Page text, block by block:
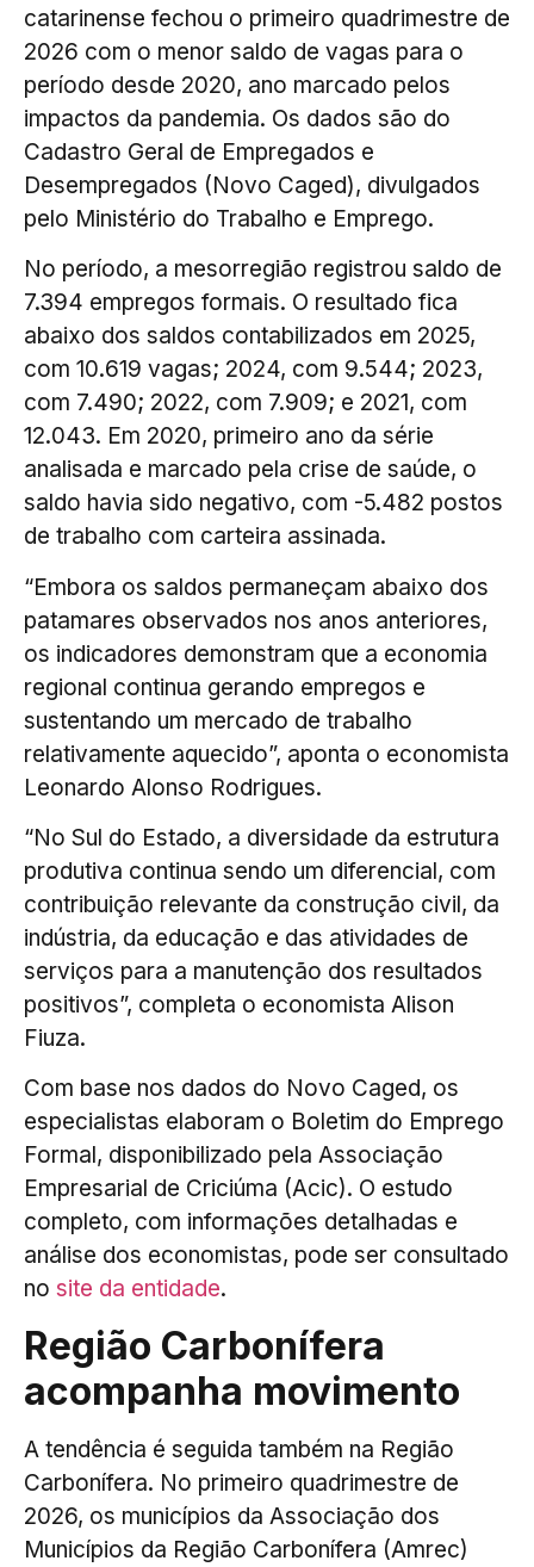
catarinense fechou o primeiro quadrimestre de
2026 com o menor saldo de vagas para o
período desde 2020, ano marcado pelos
impactos da pandemia. Os dados são do
Cadastro Geral de Empregados e
Desempregados (Novo Caged), divulgados
pelo Ministério do Trabalho e Emprego.
No período, a mesorregião registrou saldo de
7.394 empregos formais. O resultado fica
abaixo dos saldos contabilizados em 2025,
com 10.619 vagas; 2024, com 9.544; 2023,
com 7.490; 2022, com 7.909; e 2021, com
12.043. Em 2020, primeiro ano da série
analisada e marcado pela crise de saúde, o
saldo havia sido negativo, com -5.482 postos
de trabalho com carteira assinada.
“Embora os saldos permaneçam abaixo dos
patamares observados nos anos anteriores,
os indicadores demonstram que a economia
regional continua gerando empregos e
sustentando um mercado de trabalho
relativamente aquecido”, aponta o economista
Leonardo Alonso Rodrigues.
“No Sul do Estado, a diversidade da estrutura
produtiva continua sendo um diferencial, com
contribuição relevante da construção civil, da
indústria, da educação e das atividades de
serviços para a manutenção dos resultados
positivos”, completa o economista Alison
Fiuza.
Com base nos dados do Novo Caged, os
especialistas elaboram o Boletim do Emprego
Formal, disponibilizado pela Associação
Empresarial de Criciúma (Acic). O estudo
completo, com informações detalhadas e
análise dos economistas, pode ser consultado
no site da entidade.
Região Carbonífera
acompanha movimento
A tendência é seguida também na Região
Carbonífera. No primeiro quadrimestre de
2026, os municípios da Associação dos
Municípios da Região Carbonífera (Amrec)